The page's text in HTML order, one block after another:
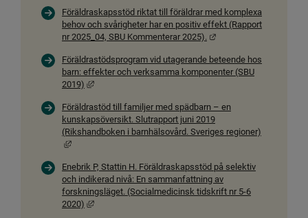
Föräldraskapsstöd riktat till föräldrar med komplexa
behov och svårigheter har en positiv effekt (Rapport
nr 2025_04, SBU Kommenterar 2025).
Föräldrastödsprogram vid utagerande beteende hos
barn: effekter och verksamma komponenter (SBU
2019)
Länk till annan webbplats, öppnas i nytt fönster.
Föräldrastöd till familjer med spädbarn – en
kunskapsöversikt. Slutrapport juni 2019
(Rikshandboken i barnhälsovård. Sveriges regioner)
Länk till annan webbplats, öppnas i nytt fönster.
Enebrik P, Stattin H. Föräldraskapsstöd på selektiv
och indikerad nivå: En sammanfattning av
forskningsläget. (Socialmedicinsk tidskrift nr 5-6
2020)
Länk till annan webbplats, öppnas i nytt fönster.